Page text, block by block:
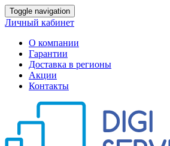
Toggle navigation
Личный кабинет
О компании
Гарантии
Доставка в регионы
Акции
Контакты